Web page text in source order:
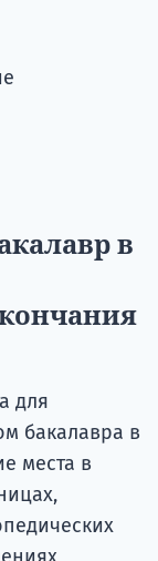
в
для
бакалавра в
места в